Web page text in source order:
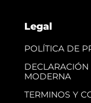
Legal
POLÍTICA DE
MODERNA
TERMINOS Y